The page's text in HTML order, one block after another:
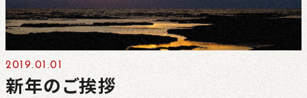
2019.01.01
新年のご挨拶
PRIVACY